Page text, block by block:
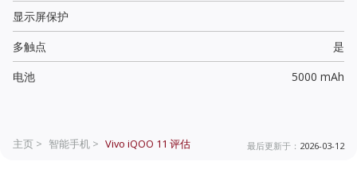
显示屏保护
多触点
是
电池
5000 mAh
主页 > 智能手机 > Vivo iQOO 11 评估 最后更新于： 2026-03-12